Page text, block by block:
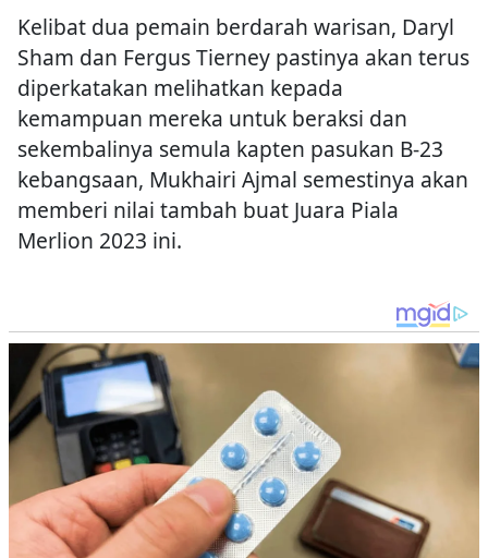
Kelibat dua pemain berdarah warisan, Daryl
Sham dan Fergus Tierney pastinya akan terus
diperkatakan melihatkan kepada
kemampuan mereka untuk beraksi dan
sekembalinya semula kapten pasukan B-23
kebangsaan, Mukhairi Ajmal semestinya akan
memberi nilai tambah buat Juara Piala
Merlion 2023 ini.